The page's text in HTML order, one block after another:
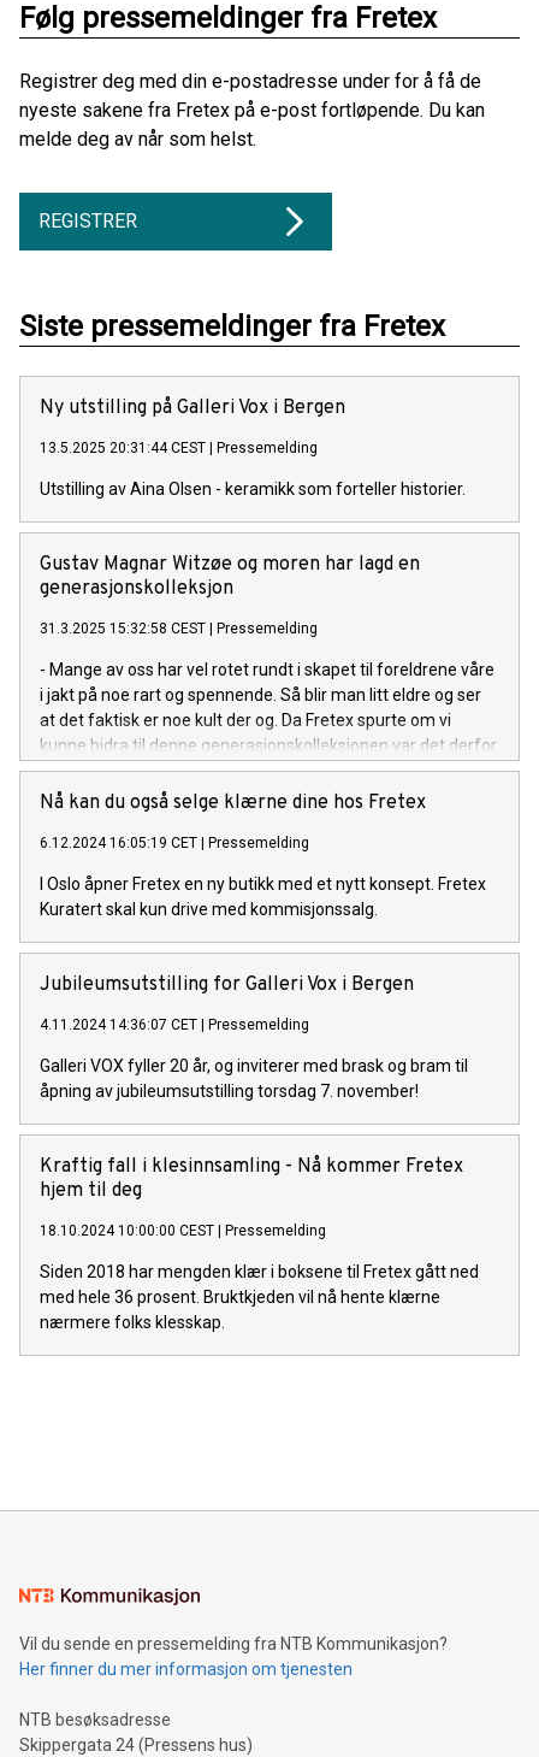
Følg pressemeldinger fra Fretex
Registrer deg med din e-postadresse under for å få de
nyeste sakene fra Fretex på e-post fortløpende. Du kan
melde deg av når som helst.
REGISTRER
Siste pressemeldinger fra Fretex
Ny utstilling på Galleri Vox i Bergen
13.5.2025 20:31:44 CEST Pressemelding
Utstilling av Aina Olsen - keramikk som forteller historier.
Gustav Magnar Witzøe og moren har lagd en
generasjonskolleksjon
31.3.2025 15:32:58 CEST Pressemelding
- Mange av oss har vel rotet rundt i skapet til foreldrene våre
i jakt på noe rart og spennende. Så blir man litt eldre og ser
at det faktisk er noe kult der og. Da Fretex spurte om vi
kunne bidra til denne generasjonskolleksjonen var det derfor
lett å si ja.
Nå kan du også selge klærne dine hos Fretex
6.12.2024 16:05:19 CET Pressemelding
I Oslo åpner Fretex en ny butikk med et nytt konsept. Fretex
Kuratert skal kun drive med kommisjonssalg.
Jubileumsutstilling for Galleri Vox i Bergen
4.11.2024 14:36:07 CET Pressemelding
Galleri VOX fyller 20 år, og inviterer med brask og bram til
åpning av jubileumsutstilling torsdag 7. november!
Kraftig fall i klesinnsamling - Nå kommer Fretex
hjem til deg
18.10.2024 10:00:00 CEST Pressemelding
Siden 2018 har mengden klær i boksene til Fretex gått ned
med hele 36 prosent. Bruktkjeden vil nå hente klærne
nærmere folks klesskap.
Vil du sende en pressemelding fra NTB Kommunikasjon?
Her finner du mer informasjon om tjenesten
NTB besøksadresse
Skippergata 24 (Pressens hus)